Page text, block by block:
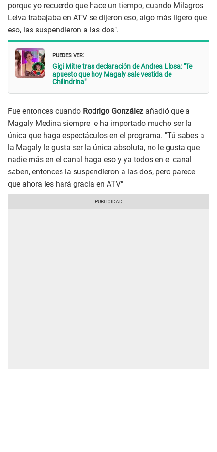
porque yo recuerdo que hace un tiempo, cuando Milagros
Leiva trabajaba en ATV se dijeron eso, algo más ligero que
eso, las suspendieron a las dos".
PUEDES VER:
Gigi Mitre tras declaración de Andrea Llosa: "Te
apuesto que hoy Magaly sale vestida de
Chilindrina"
Fue entonces cuando Rodrigo González añadió que a
Magaly Medina siempre le ha importado mucho ser la
única que haga espectáculos en el programa. "Tú sabes a
la Magaly le gusta ser la única absoluta, no le gusta que
nadie más en el canal haga eso y ya todos en el canal
saben, entonces la suspendieron a las dos, pero parece
que ahora les hará gracia en ATV".